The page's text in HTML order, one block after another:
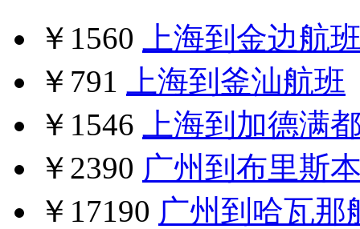
￥1560
上海到金边航
￥791
上海到釜汕航班
￥1546
上海到加德满
￥2390 广州到布里斯
￥17190 广州到哈瓦那